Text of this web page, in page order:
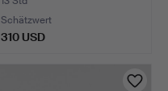
Schätzwert
310 USD